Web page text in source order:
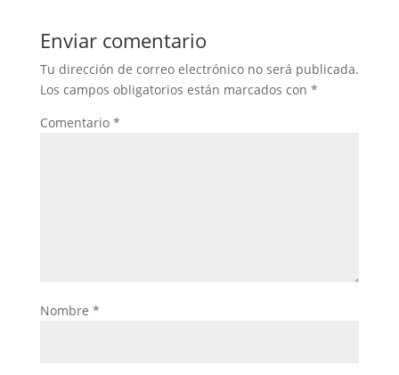
Enviar comentario
Tu dirección de correo electrónico no será publicada.
Los campos obligatorios están marcados con *
Comentario *
Nombre *